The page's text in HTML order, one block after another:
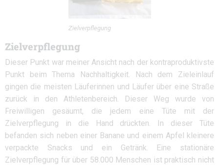
Zielverpflegung
Zielverpflegung
Dieser Punkt war meiner Ansicht nach der kontraproduktivste
Punkt beim Thema Nachhaltigkeit. Nach dem Zieleinlauf
gingen die meisten Läuferinnen und Läufer über eine Straße
zurück in den Athletenbereich. Dieser Weg wurde von
Freiwilligen gesäumt, die jedem eine Tüte mit der
Zielverpflegung in die Hand drückten. In dieser Tüte
befanden sich neben einer Banane und einem Apfel kleinere
verpackte Snacks und ein Getränk. Eine stationäre
Zielverpflegung für über 58.000 Menschen ist praktisch nicht